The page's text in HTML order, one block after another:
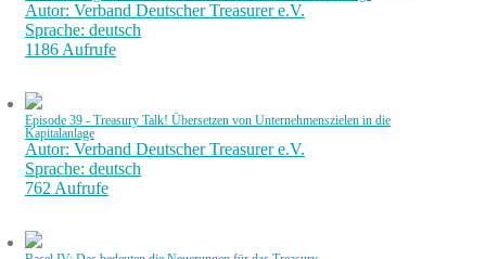
Autor: Verband Deutscher Treasurer e.V.
Sprache: deutsch
1186 Aufrufe
Episode 39 - Treasury Talk! Übersetzen von Unternehmenszielen in die
Kapitalanlage
Autor: Verband Deutscher Treasurer e.V.
Sprache: deutsch
762 Aufrufe